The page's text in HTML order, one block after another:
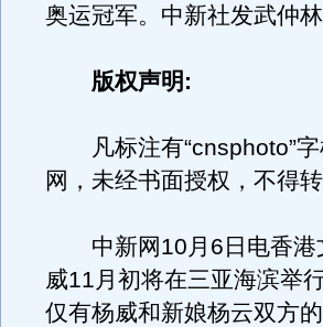
奥运冠军。中新社发武仲
版权声明:
凡标注有“cnsphoto”字
网，未经书面授权，不得转
中新网10月6日电香港
威11月初将在三亚海滨举
仅有杨威和新娘杨云双方